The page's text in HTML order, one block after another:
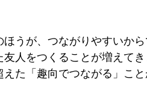
うが、つながりやすいから
人をつくることが増えてき
た「趣向でつながる」こ